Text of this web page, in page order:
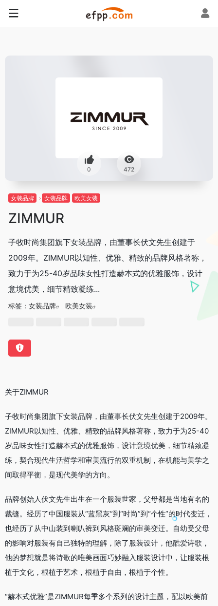
0 472
女装品牌 女装品牌 欧美女装
ZIMMUR
子牧时尚集团旗下女装品牌，由董事长伏文先生创建于
2009年。ZIMMUR以知性、优雅、精致的品牌风格著称，
致力于为25-40岁品味女性打造赫本式的优雅服饰，设计
意境优美，细节精致凝练...
标签： 女装品牌 欧美女装
关于ZIMMUR
子牧时尚集团旗下女装品牌，由董事长伏文先生创建于2009年。
ZIMMUR以知性、优雅、精致的品牌风格著称，致力于为25-40
岁品味女性打造赫本式的优雅服饰，设计意境优美，细节精致凝
练，契合现代生活哲学和审美流行的双重机制，在机能与美学之
间取得平衡，是现代美学的方向。
品牌创始人伏文先生出生在一个服装世家，父母都是当地有名的
裁缝。经历了中国服装从“蓝黑灰”到“时尚”到“个性”的时代变迁，
也经历了从中山装到喇叭裤到风格斑斓的审美变迁。自幼受父母
的影响对服装有自己独特的理解，除了服装设计，他酷爱诗歌，
他的梦想就是将诗歌的唯美画面巧妙融入服装设计中，让服装根
植于文化，根植于艺术，根植于自由，根植于个性。
“赫本式优雅”是ZIMMUR每季多个系列的设计主题，配以欧美前